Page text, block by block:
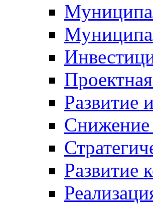
Развитие
Снижение
Развитие